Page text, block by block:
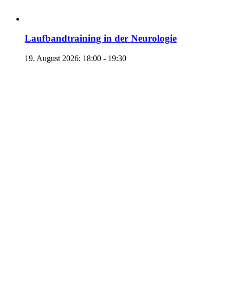
Laufbandtraining in der Neurologie
19. August 2026: 18:00 - 19:30